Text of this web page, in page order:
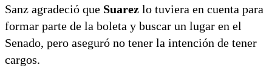
Sanz agradeció que Suarez lo tuviera en cuenta para
formar parte de la boleta y buscar un lugar en el
Senado, pero aseguró no tener la intención de tener
cargos.